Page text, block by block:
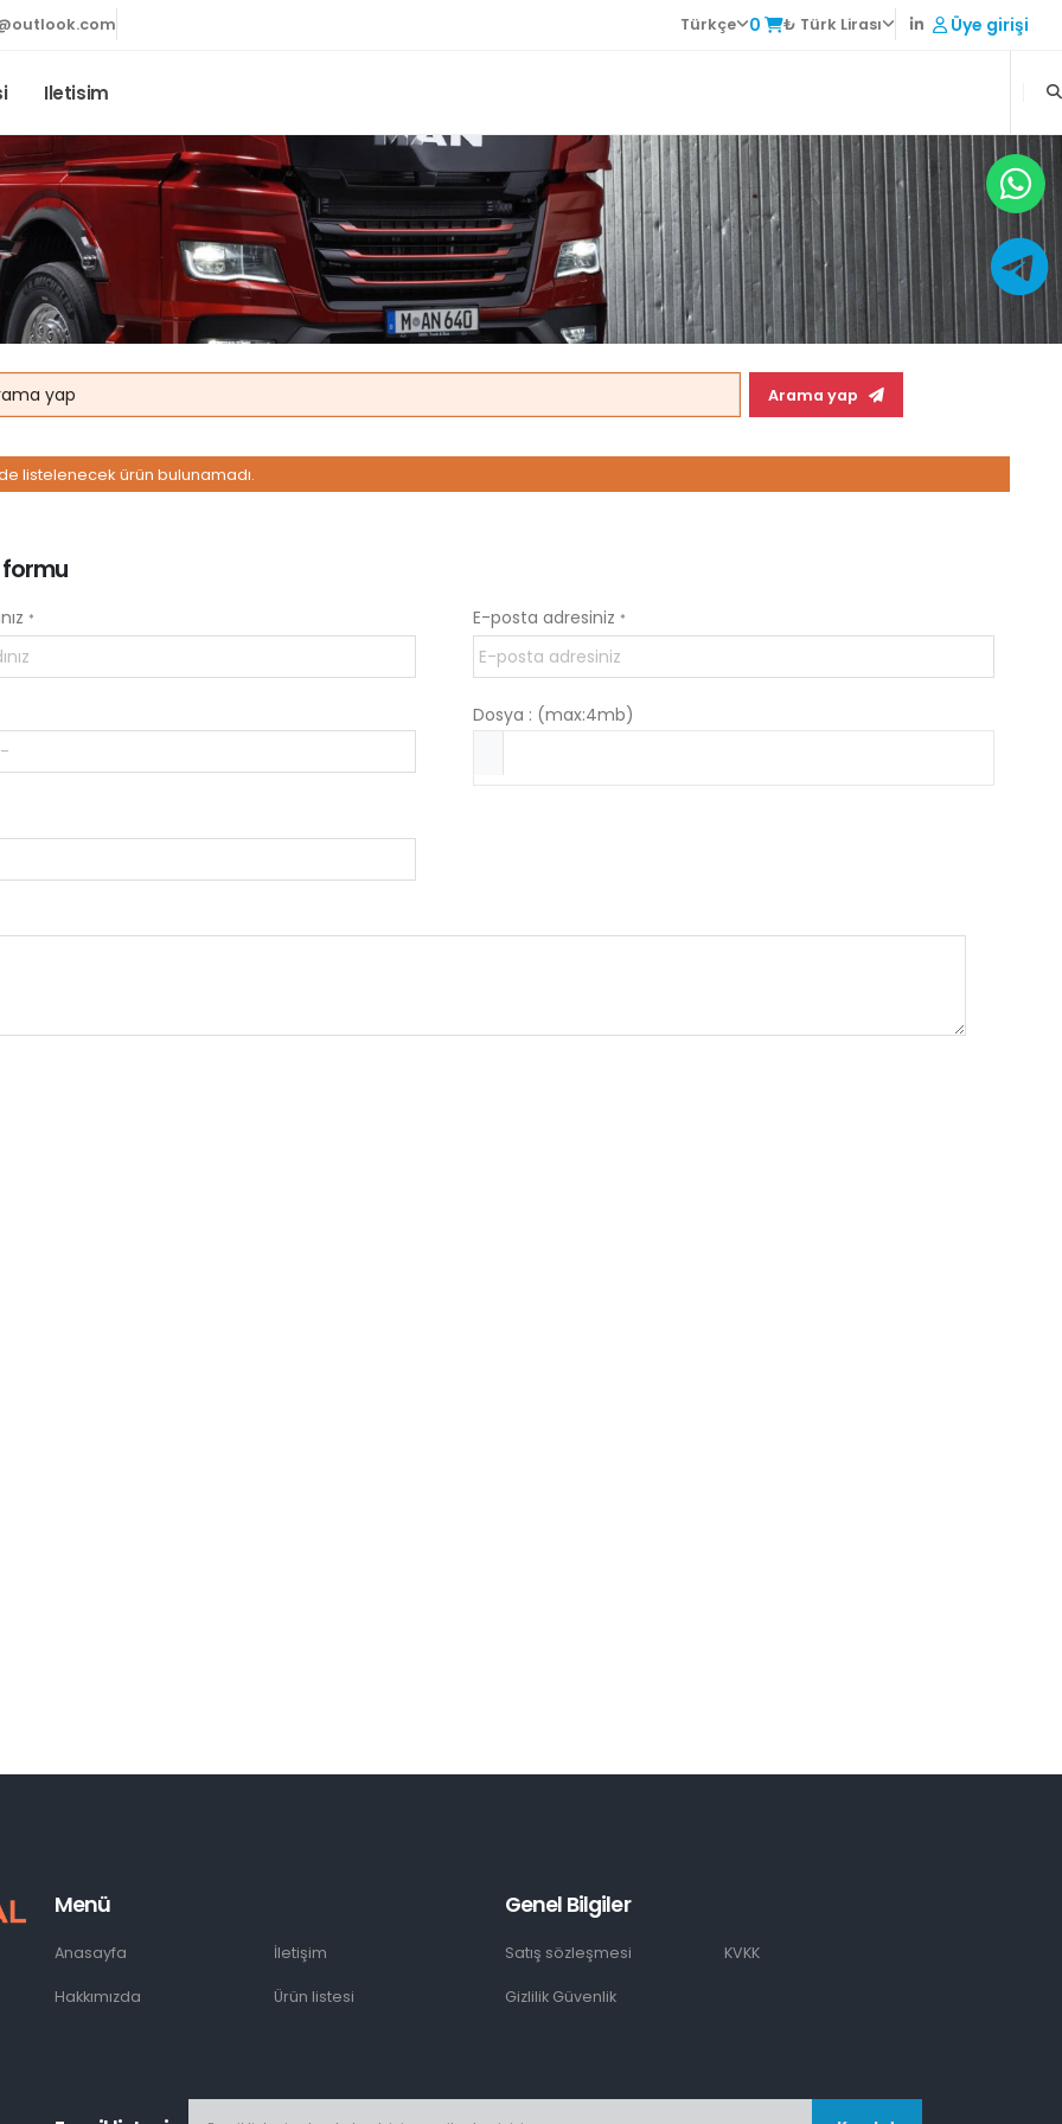
Türkçe 0 ₺ Türk Lirası Üye girişi
Iletisim
Arama yap
listelenecek ürün bulunamadı.
formu
* E-posta adresiniz *
Dosya : (max:4mb)
Menü
Anasayfa
Hakkımızda
İletişim
Ürün listesi
Genel Bilgiler
Satış sözleşmesi
Gizlilik Güvenlik
KVKK